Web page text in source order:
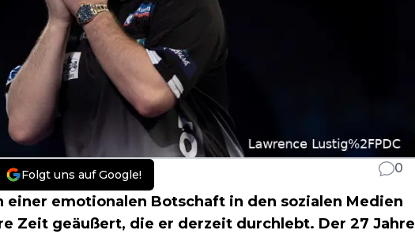
Folgt uns auf Google! 0
einer emotionalen Botschaft in den sozialen Medien
Zeit geäußert, die er derzeit durchlebt. Der 27 Jahre